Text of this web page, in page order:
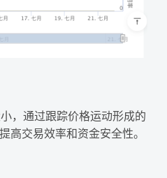
，通过跟踪价格运动形成的
交易效率和资金安全性。